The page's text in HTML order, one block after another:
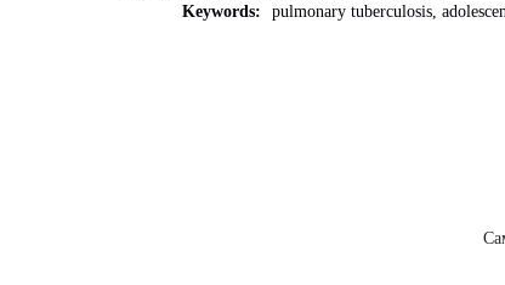
Keywords:
pulmonary tuberculosis,